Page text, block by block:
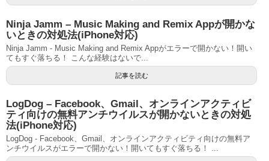
Ninja Jamm – Music Making and Remix Appが開かな
いときの対処法(iPhone対応)
Ninja Jamm - Music Making and Remix Appがエラーで開かない！開い
てもすぐ落ちる！ こんな経験はないで...
記事を読む
LogDog – Facebook、Gmail、オンラインアクティビ
ティ向けの無料アンチウイルスが開かないときの対処
法(iPhone対応)
LogDog - Facebook、Gmail、オンラインアクティビティ向けの無料ア
ンチウイルスがエラーで開かない！開いてもすぐ落ちる！ ...